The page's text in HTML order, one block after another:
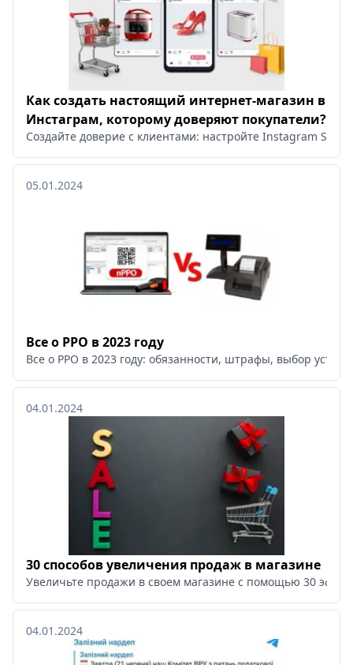
Как создать настоящий интернет-магазин в
Инстаграм, которому доверяют покупатели?
Создайте доверие с клиентами: настройте Instagram
05.01.2024
Все о РРО в 2023 году
Все о РРО в 2023 году: обязанности, штрафы, выбор
04.01.2024
30 способов увеличения продаж в магазине
Увеличьте продажи в своем магазине с помощью 30
04.01.2024